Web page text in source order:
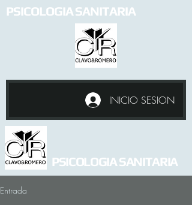
PSICOLOGIA SANITARIA
INICIO SESION
PSICOLOGIA SANITARIA
Entrada